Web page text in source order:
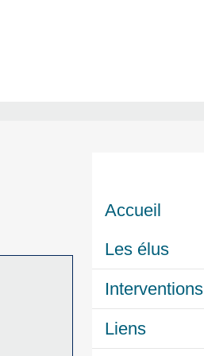
Accueil
Les élus
Interventions
Liens